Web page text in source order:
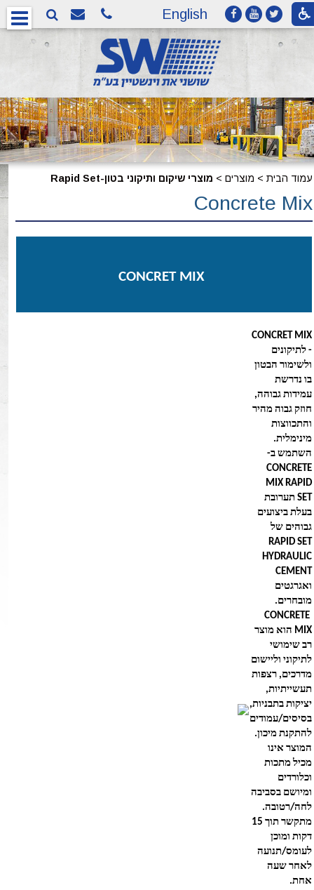
English
עמוד הבית> מוצרים> מוצרי שיקום ותיקוני בטון-Rapid Set
Concrete Mix
CONCRET MIX
CONCRET MIX
- לתיקונים
ולשימור הבטון
בו נדרשת
עמידות גבוהה,
חוזק גבוה מהיר
והתכווצות
מינימלית.
השתמש ב-
CONCRETE
MIX RAPID
SET תערובת
בעלת ביצועים
גבוהים של
RAPID SET
HYDRAULIC
CEMENT
ואגרגטים
מובחרים.
CONCRETE
MIX הוא מוצר
רב שימושי
לתיקוני וליישום
מדרכים, רצפות
תעשייתיות,
יציקות בתבניות,
בסיסים/עמודים
להתקנת מיכון.
המוצר אינו
מכיל מתכות
וכלורדים
ומיושם בסביבה
לחה/רטובה.
מתקשר תוך 15
דקות ומוכן
לעומס/תנועה
לאחר שעה
אחת.